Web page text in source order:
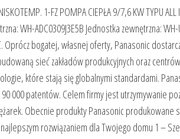
1-FZ POMPA CIEPŁA 9/7,6 KW TYPU
WH-ADC0309J3E5B Jednostka zewnętrzna:
Oprócz bogatej, własnej oferty, Panasonic
sieć zakładów produkcyjnych oraz
które stają się globalnymi standardami.
000 patentów. Celem firmy jest utrzymywanie
Obecnie produkty Panasonic produkowane
rozwiązaniem dla Twojego domu 1 –